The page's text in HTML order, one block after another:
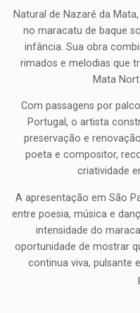
Natural de Nazaré da
no maracatu de baque
infância. Sua obra
rimados e melodias que
Mata
Com passagens por
Portugal, o artista
preservação e
poeta e compositor,
criatividade
A apresentação em São
entre poesia, música e
intensidade do
oportunidade de mostrar
continua viva, pulsante